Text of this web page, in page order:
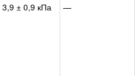
3,9 ± 0,9 кПа —